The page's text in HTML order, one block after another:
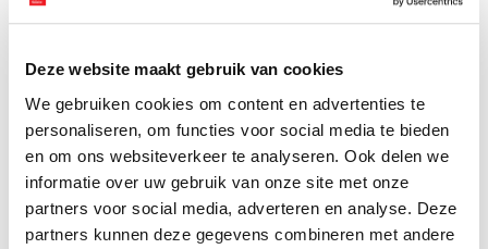
Deze website maakt gebruik van cookies
We gebruiken cookies om content en advertenties te
personaliseren, om functies voor social media te bieden
en om ons websiteverkeer te analyseren. Ook delen we
informatie over uw gebruik van onze site met onze
partners voor social media, adverteren en analyse. Deze
partners kunnen deze gegevens combineren met andere
Amsterdam is jarig, en dat viert H’ART Museum met een cadeau
aan de stad: de gloednieuwe tentoonstelling Happy Birthday
Amsterdam (4 december 2024 t/m 16 maart 2025). 75 bekende
kunstenaars van toen en nu brengen samen een ode aan onze
bruisende hoofdstad, die 750 jaar geleden ontstond.
2 min